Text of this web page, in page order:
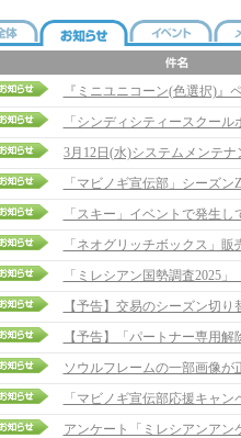
『ミニユニコーン(色選択)』
「シンディシティースクー
「マビノギ宣伝部」シーズ
「スキー」イベントで発生
「ネオグリッチボックス」
「ミレシアン国勢調査2025
【予告】交易のシーズン切り
【予告】「パートナー専用
ソウルフレームの一部画像
「マビノギ宣伝部応援キャ
アンケート「ミレシアンアン